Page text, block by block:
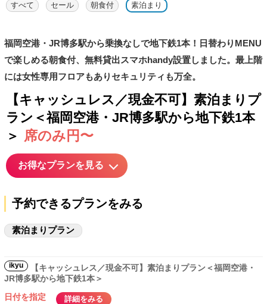
すべて セール 朝食付 素泊まり
福岡空港・JR博多駅から乗換なしで地下鉄1本！日替わりMENU
で楽しめる朝食付、無料貸出スマホhandy設置しました。最上階
には女性専用フロアもありセキュリティも万全。
【キャッシュレス／現金不可】素泊まりプ
ラン＜福岡空港・JR博多駅から地下鉄1本
＞ 席のみ円〜
お得なプランを見る
予約できるプランをみる
素泊まりプラン
ikyu
【キャッシュレス／現金不可】素泊まりプラン＜福岡空港・
JR博多駅から地下鉄1本＞
日付を指定
詳細をみる